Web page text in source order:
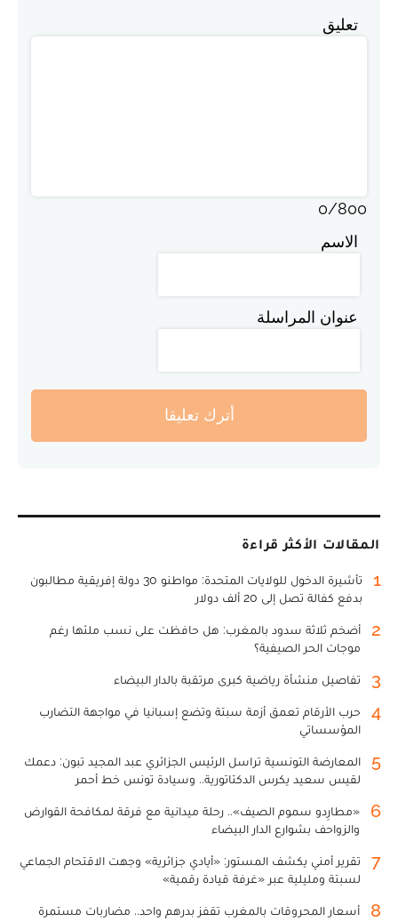
تعليق
0/800
الاسم
عنوان المراسلة
أترك تعليقا
المقالات الأكثر قراءة
1
تأشيرة الدخول للولايات المتحدة: مواطنو 30 دولة إفريقية مطالبون
بدفع كفالة تصل إلى 20 ألف دولار
2
أضخم ثلاثة سدود بالمغرب: هل حافظت على نسب ملئها رغم
موجات الحر الصيفية؟
3 تفاصيل منشأة رياضية كبرى مرتقبة بالدار البيضاء
4
حرب الأرقام تعمق أزمة سبتة وتضع إسبانيا في مواجهة التضارب
المؤسساتي
5
المعارضة التونسية تراسل الرئيس الجزائري عبد المجيد تبون: دعمك
لقيس سعيد يكرس الدكتاتورية.. وسيادة تونس خط أحمر
6
«مطارِدو سموم الصيف».. رحلة ميدانية مع فرقة لمكافحة القوارض
والزواحف بشوارع الدار البيضاء
7
تقرير أمني يكشف المستور: «أيادي جزائرية» وجهت الاقتحام الجماعي
لسبتة ومليلية عبر «غرفة قيادة رقمية»
8
أسعار المحروقات بالمغرب تقفز بدرهم واحد.. مضاربات مستمرة